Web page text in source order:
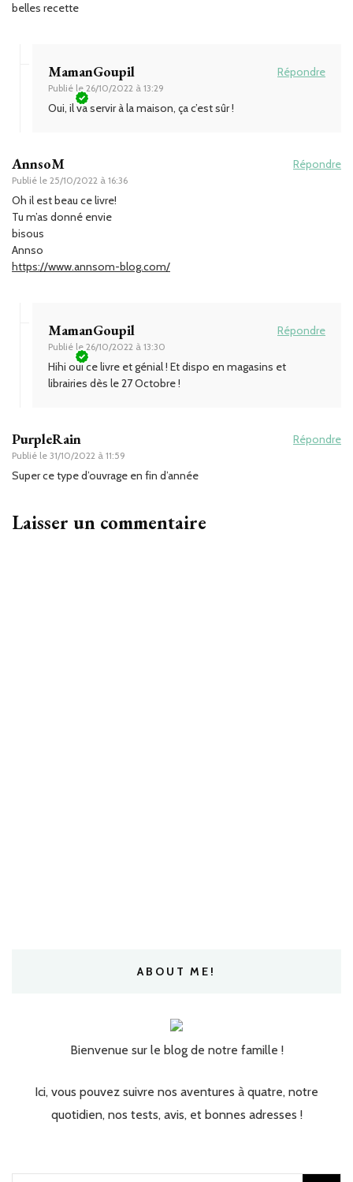
belles recette
MamanGoupil
Publié le 26/10/2022 à 13:29
Répondre
Oui, il va servir à la maison, ça c’est sûr !
AnnsoM
Publié le 25/10/2022 à 16:36
Répondre
Oh il est beau ce livre!
Tu m’as donné envie
bisous
Annso
https://www.annsom-blog.com/
MamanGoupil
Publié le 26/10/2022 à 13:30
Répondre
Hihi oui ce livre et génial ! Et dispo en magasins et
librairies dès le 27 Octobre !
PurpleRain
Publié le 31/10/2022 à 11:59
Répondre
Super ce type d’ouvrage en fin d’année
Laisser un commentaire
ABOUT ME!
Bienvenue sur le blog de notre famille !
Ici, vous pouvez suivre nos aventures à quatre, notre
quotidien, nos tests, avis, et bonnes adresses !